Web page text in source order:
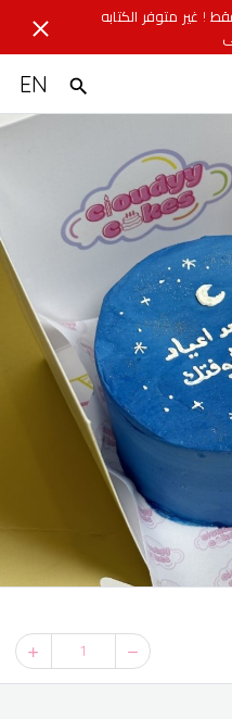
! غير متوفر الكتابه
EN
1